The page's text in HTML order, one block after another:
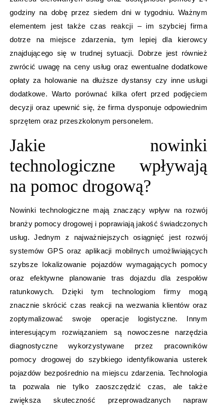
godziny na dobę przez siedem dni w tygodniu. Ważnym
elementem jest także czas reakcji – im szybciej firma
dotrze na miejsce zdarzenia, tym lepiej dla kierowcy
znajdującego się w trudnej sytuacji. Dobrze jest również
zwrócić uwagę na ceny usług oraz ewentualne dodatkowe
opłaty za holowanie na dłuższe dystansy czy inne usługi
dodatkowe. Warto porównać kilka ofert przed podjęciem
decyzji oraz upewnić się, że firma dysponuje odpowiednim
sprzętem oraz przeszkolonym personelem.
Jakie nowinki
technologiczne wpływają
na pomoc drogową?
Nowinki technologiczne mają znaczący wpływ na rozwój
branży pomocy drogowej i poprawiają jakość świadczonych
usług. Jednym z najważniejszych osiągnięć jest rozwój
systemów GPS oraz aplikacji mobilnych umożliwiających
szybsze lokalizowanie pojazdów wymagających pomocy
oraz efektywne planowanie tras dojazdu dla zespołów
ratunkowych. Dzięki tym technologiom firmy mogą
znacznie skrócić czas reakcji na wezwania klientów oraz
zoptymalizować swoje operacje logistyczne. Innym
interesującym rozwiązaniem są nowoczesne narzędzia
diagnostyczne wykorzystywane przez pracowników
pomocy drogowej do szybkiego identyfikowania usterek
pojazdów bezpośrednio na miejscu zdarzenia. Technologia
ta pozwala nie tylko zaoszczędzić czas, ale także
zwiększa skuteczność przeprowadzanych napraw